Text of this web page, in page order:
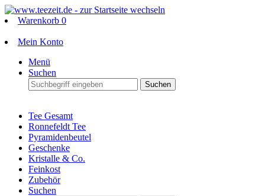
Warenkorb 0
Mein Konto
Menü
Suchen
Suchen
Tee Gesamt
Ronnefeldt Tee
Pyramidenbeutel
Geschenke
Kristalle & Co.
Feinkost
Zubehör
Suchen